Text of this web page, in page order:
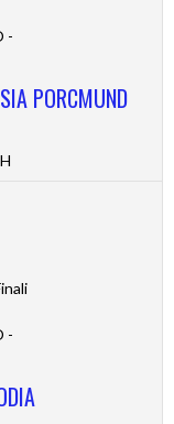
-
PORCMUND
-